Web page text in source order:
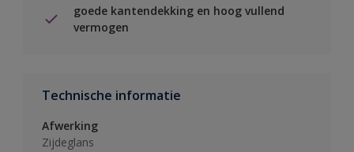
goede kantendekking en hoog vullend
vermogen
Technische informatie
Afwerking
Zijdeglans